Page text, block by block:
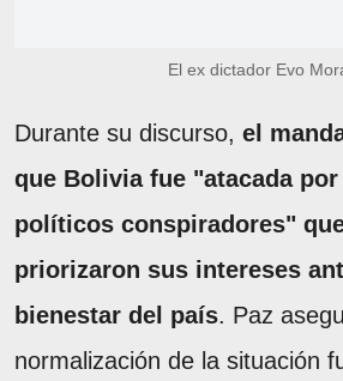
El ex dictador Evo
Durante su discurso, el
que Bolivia fue "atacada
políticos conspiradores"
priorizaron sus intereses
bienestar del país. Paz
normalización de la situación